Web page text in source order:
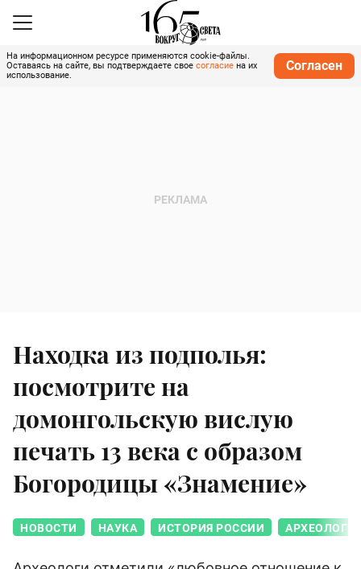
На информационном ресурсе применяются cookie-файлы.
Оставаясь на сайте, вы подтверждаете свое согласие на их
использование.
Согласен
Находка из подполья:
посмотрите на
домонгольскую вислую
печать 13 века с образом
Богородицы «Знамение»
НОВОСТИ НАУКА ИСТОРИЯ РОССИИ